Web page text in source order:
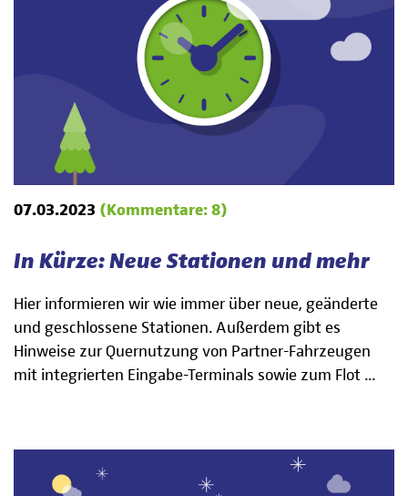
07.03.2023 (Kommentare: 8)
In Kürze: Neue Stationen und mehr
Hier informieren wir wie immer über neue, geänderte
und geschlossene Stationen. Außerdem gibt es
Hinweise zur Quernutzung von Partner-Fahrzeugen
mit integrierten Eingabe-Terminals sowie zum Flot ...